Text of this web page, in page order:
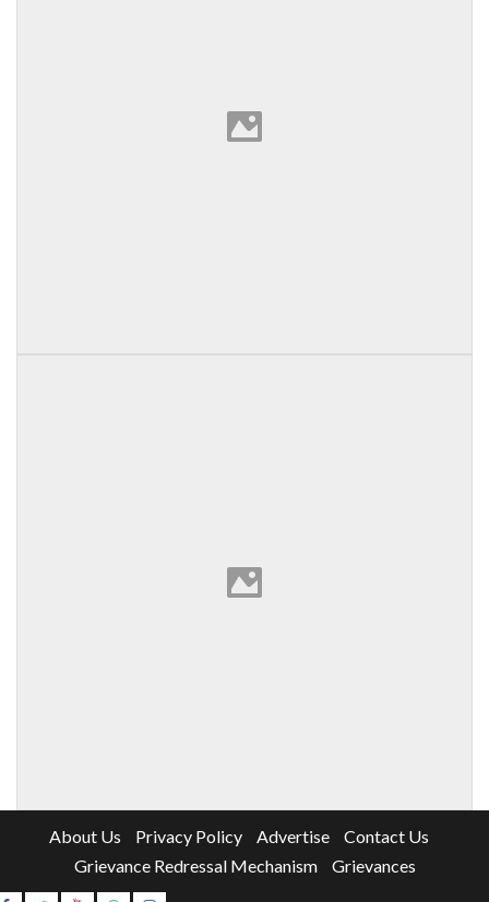
About Us Privacy Policy Advertise
Contact Us
Grievance Redressal Mechanism
Grievances